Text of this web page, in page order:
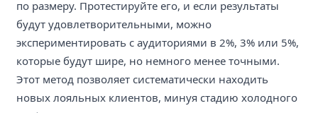
по размеру. Протестируйте его, и если результаты
будут удовлетворительными, можно
экспериментировать с аудиториями в 2%, 3% или 5%,
которые будут шире, но немного менее точными.
Этот метод позволяет систематически находить
новых лояльных клиентов, минуя стадию холодного